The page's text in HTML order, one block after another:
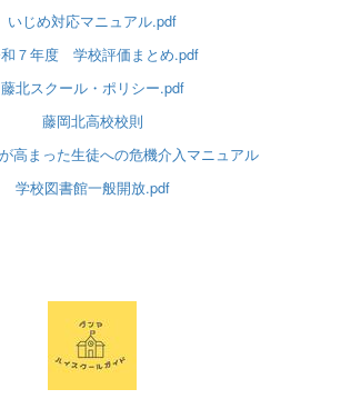
いじめ対応マニュアル.pdf
７年度 学校評価まとめ.pdf
藤北スクール・ポリシー.pdf
藤岡北高校校則
高まった生徒への危機介入マニュアル
学校図書館一般開放.pdf